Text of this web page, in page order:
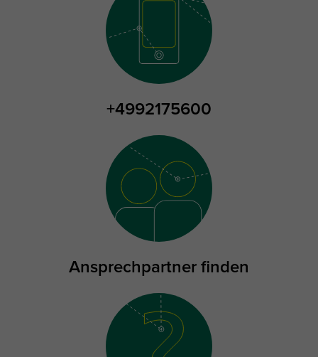
+4992175600
Ansprechpartner finden